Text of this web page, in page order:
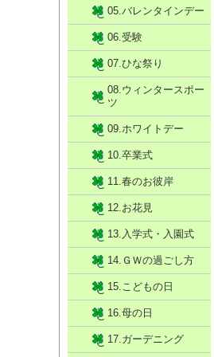
05.バレンタインデー
06.受験
07.ひな祭り
08.ウィンタースポー
ツ
09.ホワイトデー
10.卒業式
11.春のお彼岸
12.お花見
13.入学式・入園式
14.ＧＷの過ごし方
15.こどもの日
16.母の日
17.ガーデニング